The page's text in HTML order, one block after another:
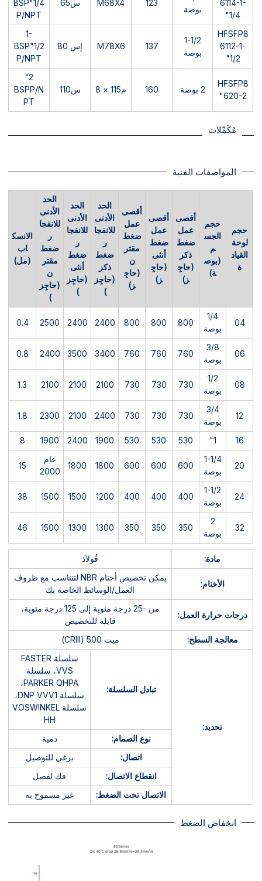
6114-1-
1/4"
بوصة
123
M68X4 س65
1/4"BSP
P/NPT
HFSFP8
6112-1-
1/2"
1-1/2
بوصة
137
M78X6 إس 80
1-
1/2"BSP
P/NPT
HFSFP8
620-2"
2 بوصة 160 م115 × 8 س110
2"
BSPP/N
PT
مُكَمِّلات
المواصفات الفنية
حجم
لوحة
القياد
ة
حجم
الجس
م
(بوص
ة)
أقصى
عمل
ضغط
ذكر
(حاجِ
ز)
أقصى
عمل
ضغط
أنثى
(حاجِ
ز)
أقصى
عمل
ضغط
مقتر
ن
(حاجِ
ز)
الحد
الأدنى
للانفجا
ر
ضغط
ذكر
(حاجِز
)
الحد
الأدنى
للانفجا
ر
ضغط
أنثى
(حاجِز
)
الحد
الأدنى
للانفجا
ر
ضغط
مقتر
ن
(حاجِز
)
الانسك
اب
(مل)
04
1/4
بوصة
800
800
800
2400
2400
2500
0.4
06
3/8
بوصة
760
760
760
3400
3500
2400
0.8
08
1/2
بوصة
730
730
730
2100
2100
2100
1.3
12
3/4
بوصة
730
730
730
2400
2100
2300
1.8
16
1"
530
530
530
1900
2400
1900
8
20
1-1/4
بوصة
600
600
600
1800
1800
عام
2000
15
24
1-1/2
بوصة
400
400
400
1200
1500
1500
38
32
2
بوصة
350
350
350
1300
1300
1500
46
مادة: فُولاَذ
الأختام:
يمكن تخصيص أختام NBR لتتناسب مع ظروف
العمل/الوسائط الخاصة بك
درجات حرارة العمل:
من -25 درجة مئوية إلى 125 درجة مئوية،
قابلة للتخصيص
معالجة السطح:
ميت 500 (CRIII)
تحديد:
تبادل السلسلة:
سلسلة FASTER
VVS، سلسلة
PARKER QHPA،
سلسلة DNP VVV1،
سلسلة VOSWINKEL
HH
نوع الصمام:
دمية
اتصال:
برغي للتوصيل
انقطاع الاتصال:
فك لفصل
الاتصال تحت الضغط:
غير مسموح به
انخفاض الضغط